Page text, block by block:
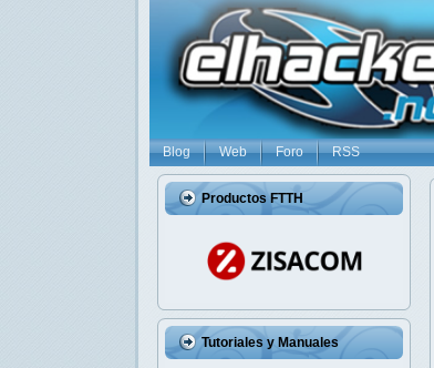
Blog Web Foro RSS
Productos FTTH
Tutoriales y Manuales